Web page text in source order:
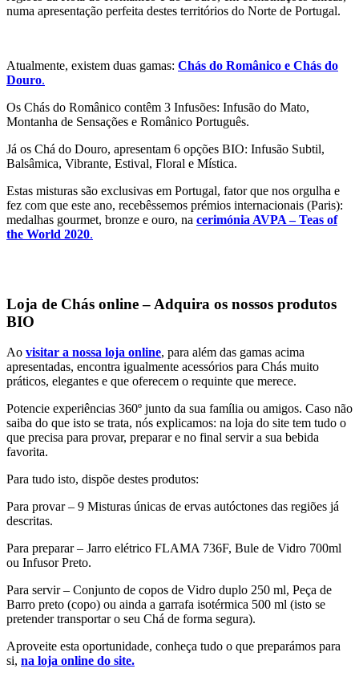
numa apresentação perfeita destes territórios do Norte de Portugal.
Atualmente, existem duas gamas: Chás do Românico e Chás do
Douro.
Os Chás do Românico contêm 3 Infusões: Infusão do Mato,
Montanha de Sensações e Românico Português.
Já os Chá do Douro, apresentam 6 opções BIO: Infusão Subtil,
Balsâmica, Vibrante, Estival, Floral e Mística.
Estas misturas são exclusivas em Portugal, fator que nos orgulha e
fez com que este ano, recebêssemos prémios internacionais (Paris):
medalhas gourmet, bronze e ouro, na cerimónia AVPA – Teas of
the World 2020.
Loja de Chás online – Adquira os nossos produtos
BIO
Ao visitar a nossa loja online, para além das gamas acima
apresentadas, encontra igualmente acessórios para Chás muito
práticos, elegantes e que oferecem o requinte que merece.
Potencie experiências 360º junto da sua família ou amigos. Caso não
saiba do que isto se trata, nós explicamos: na loja do site tem tudo o
que precisa para provar, preparar e no final servir a sua bebida
favorita.
Para tudo isto, dispõe destes produtos:
Para provar – 9 Misturas únicas de ervas autóctones das regiões já
descritas.
Para preparar – Jarro elétrico FLAMA 736F, Bule de Vidro 700ml
ou Infusor Preto.
Para servir – Conjunto de copos de Vidro duplo 250 ml, Peça de
Barro preto (copo) ou ainda a garrafa isotérmica 500 ml (isto se
pretender transportar o seu Chá de forma segura).
Aproveite esta oportunidade, conheça tudo o que preparámos para
si, na loja online do site.